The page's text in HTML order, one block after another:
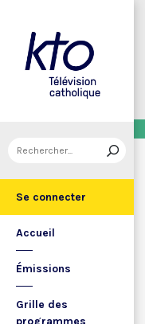
Se connecter
Accueil
Émissions
Grille des
programmes